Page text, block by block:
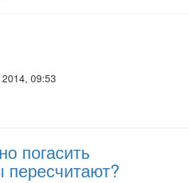
09:53
погасить
пересчитают?